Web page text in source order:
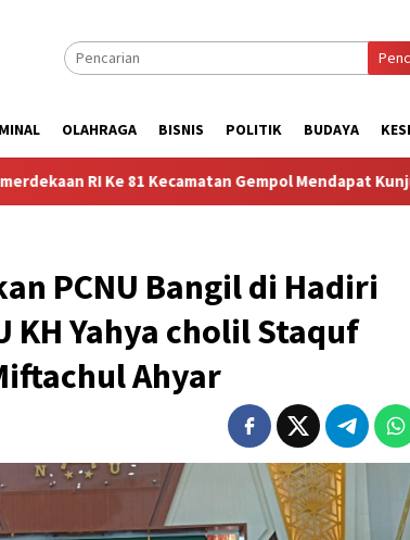
OLAHRAGA BISNIS POLITIK BUDAYA
Gempol Mendapat Kunjungan Sosok Budayawan
PCNU Bangil di Hadiri
KH Yahya cholil Staquf
Ahyar